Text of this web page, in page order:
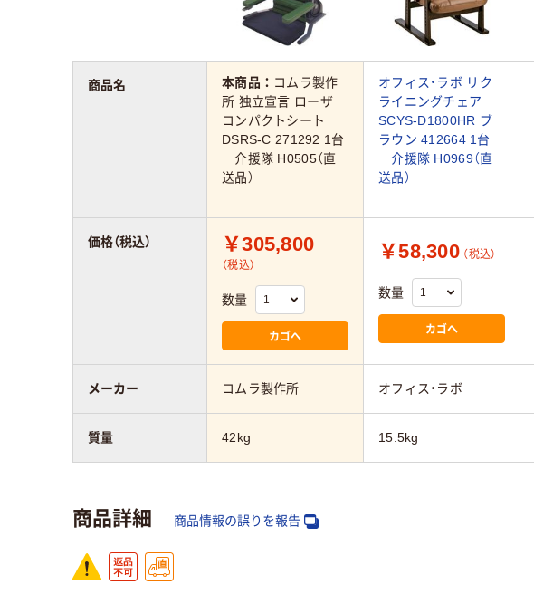
本商品： コムラ製作
所 独立宣言 ローザ
コンパクトシート
DSRS-C 271292 1台
介援隊 H0505（直
送品）
オフィス・ラボ リク
ライニングチェア
SCYS-D1800HR ブ
ラウン 412664 1台
介援隊 H0969（直
送品）
￥305,800
（税込）
数量
カゴへ
￥58,300 （税込）
数量
カゴへ
コムラ製作所 オフィス・ラボ
42kg 15.5kg
商品名
価格（税込）
メーカー
質量
商品詳細 商品情報の誤りを報告